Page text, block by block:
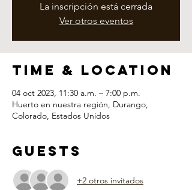
La inscripción está cerrada
Ver otros eventos
Time & Location
04 oct 2023, 11:30 a.m. – 7:00 p.m.
Huerto en nuestra región, Durango,
Colorado, Estados Unidos
Guests
+2 otros invitados